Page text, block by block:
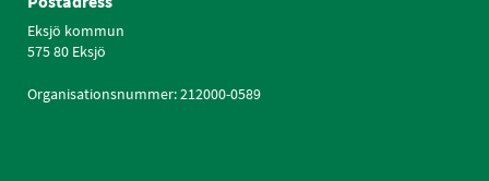
Eksjö kommun
575 80 Eksjö
Organisationsnummer: 212000-0589